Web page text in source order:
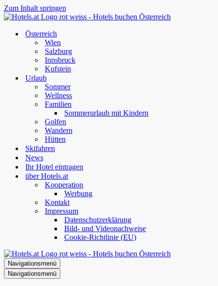
Zum Inhalt springen
Österreich
Wien
Salzburg
Innsbruck
Kufstein
Urlaub
Sommer
Wellness
Familien
Sommerurlaub mit Kindern
Golfen
Wandern
Hütten
Skifahren
News
Ihr Hotel eintragen
über Hotels.at
Kooperation
Werbung
Kontakt
Impressum
Datenschutzerklärung
Bild- und Videonachweise
Cookie-Richtlinie (EU)
Navigationsmenü
Navigationsmenü